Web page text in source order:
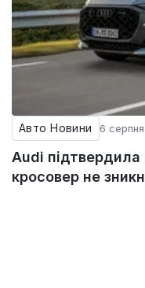
Авто Новини 6
Audi підтвердила
кросовер не